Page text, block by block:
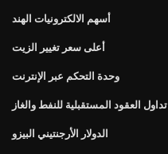
أسهم الالكترونيات الهند
أعلى سعر تغيير الزيت
وحدة التحكم عبر الإنترنت
تداول العقود المستقبلية للنفط والغاز
الدولار الأرجنتيني البيزو